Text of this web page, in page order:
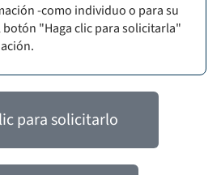
-como individuo o para su
"Haga clic para solicitarla"
para solicitarlo